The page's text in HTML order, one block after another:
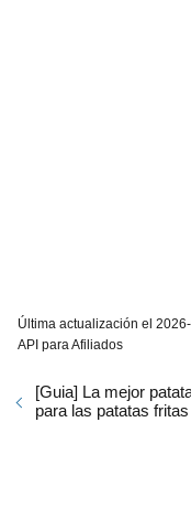
Última actualización el
API para Afiliados
[Guia] La mejor
para las patatas fritas